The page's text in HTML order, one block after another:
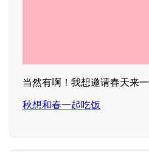
当然有啊！我想邀请春天来
秋想和春一起吃饭